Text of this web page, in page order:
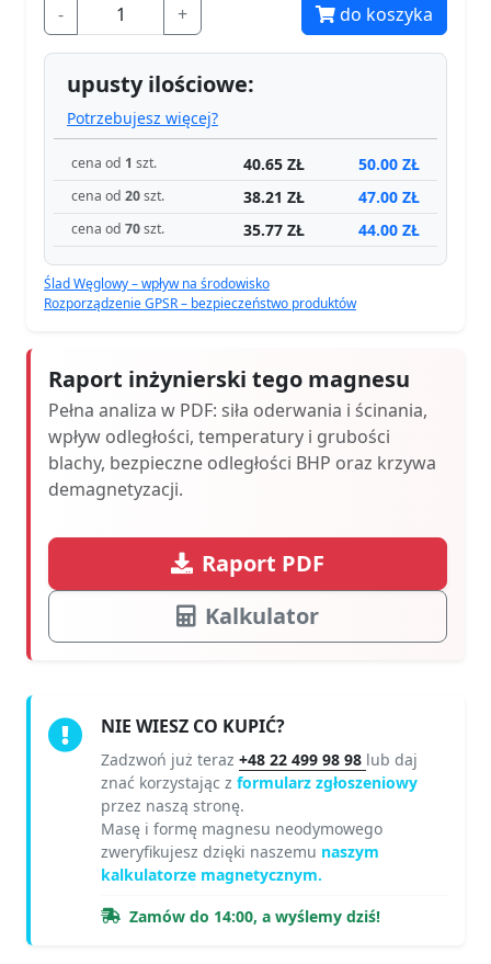
- + do koszyka
upusty ilościowe:
Potrzebujesz więcej?
cena od 1 szt. 40.65 ZŁ 50.00 ZŁ
cena od 20szt. 38.21 ZŁ 47.00 ZŁ
cena od 70szt. 35.77 ZŁ 44.00 ZŁ
Ślad Węglowy – wpływ na środowisko
Rozporządzenie GPSR – bezpieczeństwo produktów
Raport inżynierski tego magnesu
Pełna analiza w PDF: siła oderwania i ścinania,
wpływ odległości, temperatury i grubości
blachy, bezpieczne odległości BHP oraz krzywa
demagnetyzacji.
Raport PDF
Kalkulator
NIE WIESZ CO KUPIĆ?
Zadzwoń już teraz +48 22 499 98 98 lub daj
znać korzystając z formularz zgłoszeniowy
przez naszą stronę.
Masę i formę magnesu neodymowego
zweryfikujesz dzięki naszemu naszym
kalkulatorze magnetycznym.
Zamów do 14:00, a wyślemy dziś!